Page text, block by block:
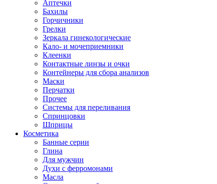
Аптечки
Бахилы
Горчичники
Грелки
Зеркала гинекологические
Кало- и мочеприемники
Клеенки
Контактные линзы и очки
Контейнеры для сбора анализов
Маски
Перчатки
Прочее
Системы для переливания
Спринцовки
Шприцы
Косметика
Банные серии
Глина
Для мужчин
Духи с ферромонами
Масла